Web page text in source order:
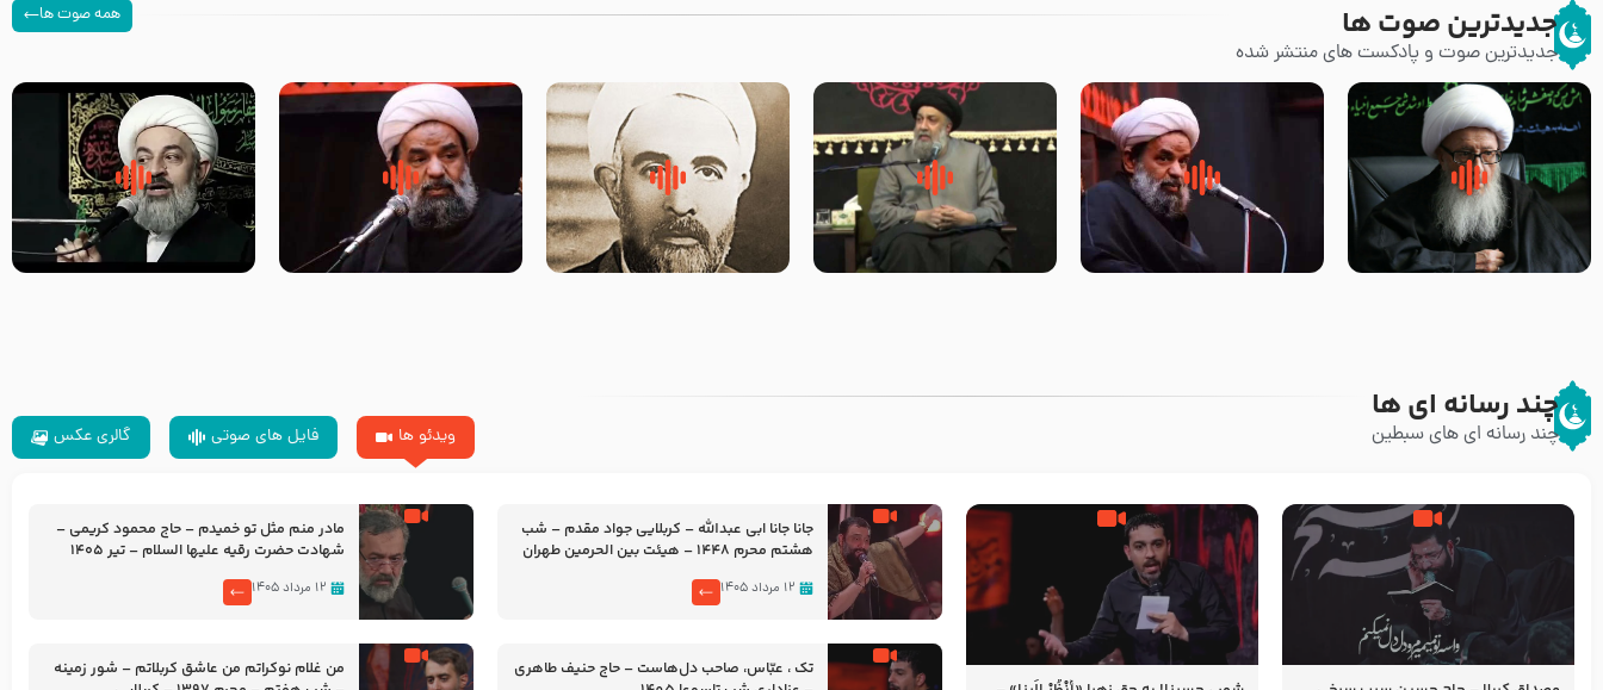
جدیدترین صوت ها
جدیدترین صوت و پادکست های منتشر شده
همه صوت ها
زوّار اربعین امام حسین (علیه
السلام) با این اشتیاق به زیارت
روضه جانسوز پاره های جگر امام
حسن مجتبی علیه السلام-حجت
لقب حضرت رقیه سلام الله علیها
به چه معناست – حجت الاسلام
روضه‌ی مجلس یزید ملعون و
اسارت اهل‌بیت علیهم‌السلام –
سلام جوانی که امام حسین علیه
السلام خودش جوابش را دادند
زیارتی که اسباب رزق زیاد و عمر
طولانی است حجت السلام حسین
چند رسانه ای ها
چند رسانه ای های سبطین ویدئو ها فایل های صوتی گالری عکس
جانا جانا ابی عبدالله – کربلایی جواد مقدم – شب
هشتم محرم 1448 – هیئت بین الحرمین طهران
۱۲ مرداد ۱۴۰۵
مادر منم مثل تو خمیدم – حاج محمود کریمی –
شهادت حضرت رقیه علیها السلام – تیر ۱۴۰۵
۱۲ مرداد ۱۴۰۵
تک ، عبّاس، صاحب دل‌هاست – حاج حنیف طاهری
من غلام نوکراتم من عاشق کربلاتم – شور زمینه